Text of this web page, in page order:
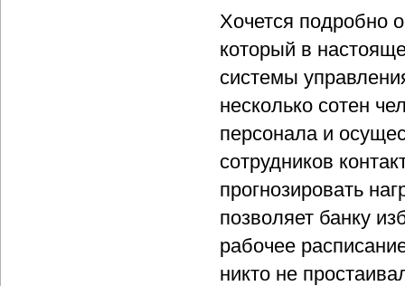
Хочется подробно
который в
системы
несколько сотен
персонала и
сотрудников
прогнозировать
позволяет банку
рабочее
никто не